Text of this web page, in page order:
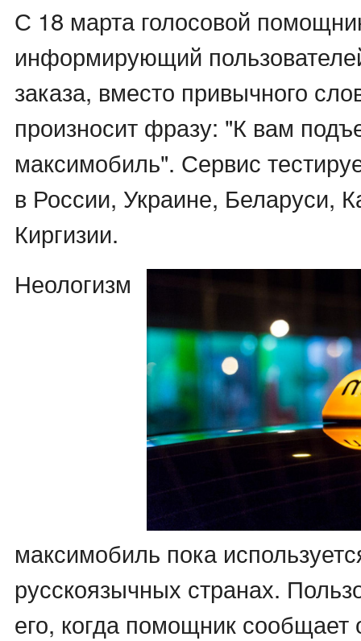
С 18 марта голосовой
информирующий
заказа, вместо привычного
произносит фразу: "К вам
максимобиль". Сервис
в России, Украине, Беларуси,
Киргизии.
Неологизм
максимобиль пока
русскоязычных странах.
его, когда помощник сообщает